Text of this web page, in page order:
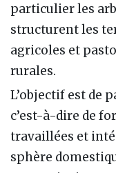
particulier les
structurent les
agricoles et
rurales.
L’objectif est de
c’est-à-dire de
travaillées et
sphère